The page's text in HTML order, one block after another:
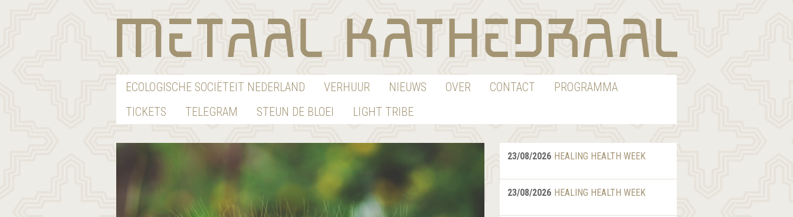
ECOLOGISCHE SOCIËTEIT NEDERLAND VERHUUR NIEUWS OVER CONTACT
PROGRAMMA
TICKETS
TELEGRAM STEUN DE BLOEI LIGHT TRIBE
23/08/2026 HEALING HEALTH WEEK
23/08/2026 HEALING HEALTH WEEK